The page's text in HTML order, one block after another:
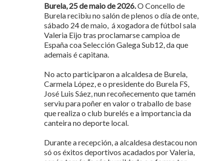
Burela, 25 de maio de 2026.O Concello de
Burela recibiu no salón de plenos o día de onte,
sábado 24 de maio, á xogadora de fútbol sala
Valeria Eijo tras proclamarse campioa de
España coa Selección Galega Sub12, da que
ademais é capitana.
No acto participaron a alcaldesa de Burela,
Carmela López, e o presidente do Burela FS,
José Luis Sáez, nun recoñecemento que tamén
serviu para poñer en valor o traballo de base
que realiza o club burelés e a importancia da
canteira no deporte local.
Durante a recepción, a alcaldesa destacou non
só os éxitos deportivos acadados por Valeria,